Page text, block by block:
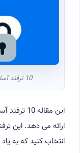
10 ترفند آسان برای ایجاد رمزهای عبور غیرقابل هک
این
ارائه می دهد. این
انتخاب کنید که به